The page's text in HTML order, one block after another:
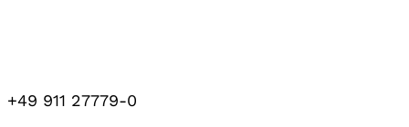
+49 911 27779-0